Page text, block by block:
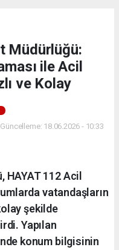
Müdürlüğü:
ile Acil
ve Kolay
18.06.2026 - 10:33
HAYAT 112 Acil
vatandaşların
şekilde
Yapılan
konum bilgisinin